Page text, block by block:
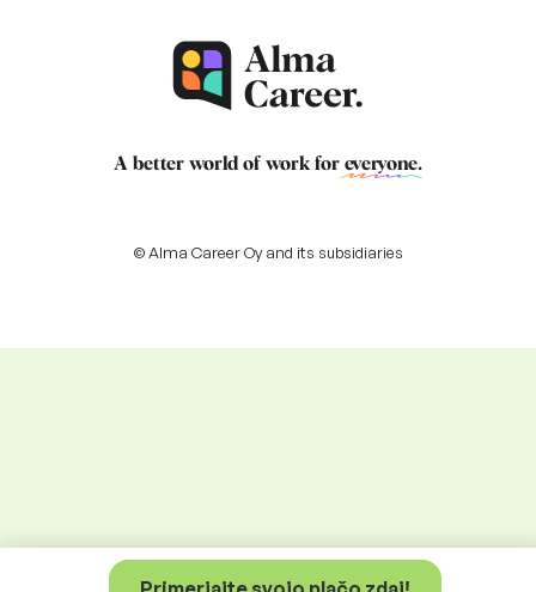
A better world of work for everyone.
© Alma Career Oy and its subsidiaries